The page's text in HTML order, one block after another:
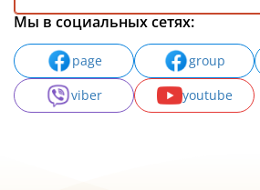
Мы в социальных сетях:
page group
viber
youtube